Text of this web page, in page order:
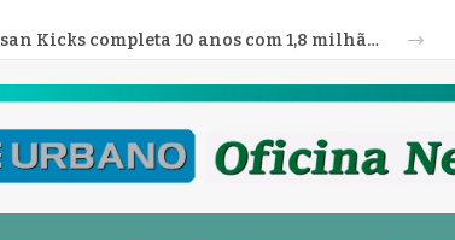
Nissan Kicks completa 10 anos com 1,8 milhão de unidades vendidas